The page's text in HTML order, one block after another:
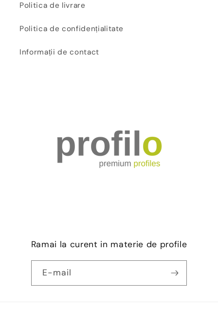
Politica de livrare
Politica de confidențialitate
Informații de contact
Ramai la curent in materie de profile
E-mail